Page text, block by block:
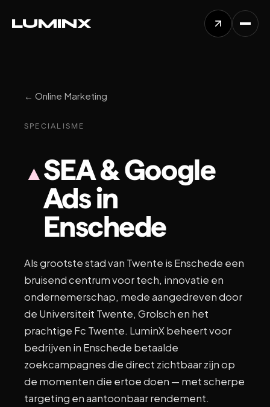
LUMINX
← Online Marketing
SPECIALISME
▲SEA & Google
Ads in
Enschede
Als grootste stad van Twente is Enschede een
bruisend centrum voor tech, innovatie en
ondernemerschap, mede aangedreven door
de Universiteit Twente, Grolsch en het
prachtige Fc Twente. LuminX beheert voor
bedrijven in Enschede betaalde
zoekcampagnes die direct zichtbaar zijn op
de momenten die ertoe doen — met scherpe
targeting en aantoonbaar rendement.